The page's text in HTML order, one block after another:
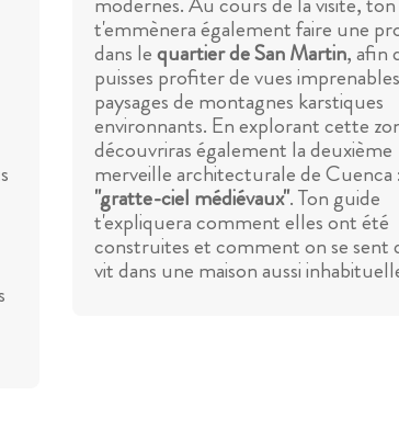
t'emmènera également faire une
dans lequartier de San Martin, afin
puisses profiter de vues
paysages de montagnes karstiques
environnants. En explorant cette
découvriras également la deuxième
merveille architecturale de Cuenca
"gratte-ciel médiévaux". Ton guide
t'expliquera comment elles ont été
construites et comment on se sent
vit dans une maison aussi